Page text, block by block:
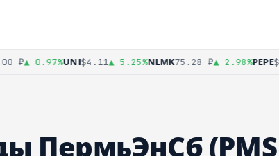
₽▲ 0.97%UNI$4.11▲ 5.25%NLMK75.28 ₽▲ 2.98%PEPE
ПермьЭнСб